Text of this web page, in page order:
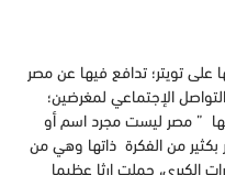
على تويتر؛ تدافع فيها عن مصر
الإجتماعي لمغرضين؛
” مصر ليست مجرد اسم أو
من الفكرة ذاتها وهي من
الكبرى، حملت إرثا عظيما